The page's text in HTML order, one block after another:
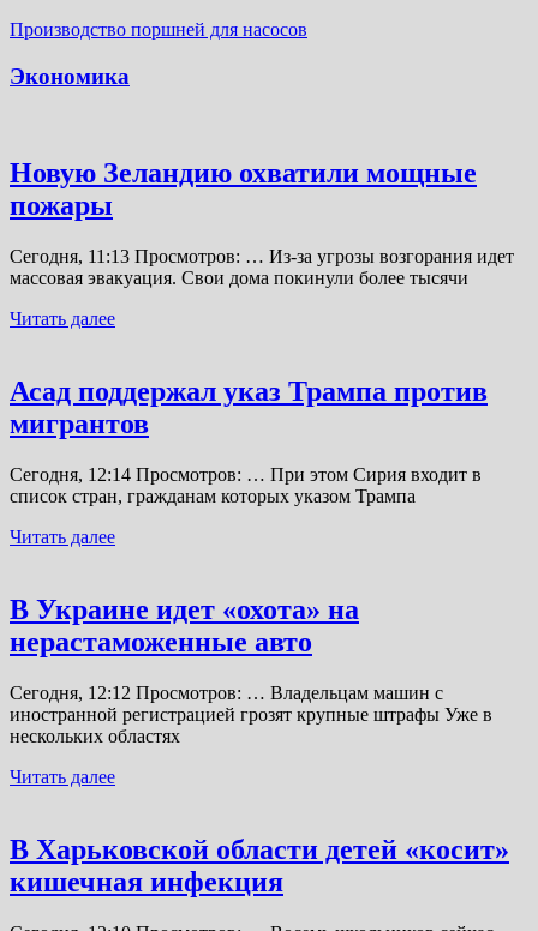
Производство поршней для насосов
Экономика
Новую Зеландию охватили мощные
пожары
Сегодня, 11:13 Просмотров: … Из-за угрозы возгорания идет
массовая эвакуация. Свои дома покинули более тысячи
Читать далее
Асад поддержал указ Трампа против
мигрантов
Сегодня, 12:14 Просмотров: … При этом Сирия входит в
список стран, гражданам которых указом Трампа
Читать далее
В Украине идет «охота» на
нерастаможенные авто
Сегодня, 12:12 Просмотров: … Владельцам машин с
иностранной регистрацией грозят крупные штрафы Уже в
нескольких областях
Читать далее
В Харьковской области детей «косит»
кишечная инфекция